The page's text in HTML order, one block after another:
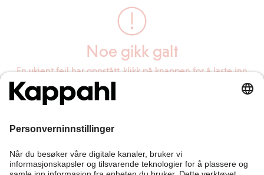
Noe gikk galt
En ukjent feil har oppstått, klikk på knappen for å laste inn
siden på nytt.